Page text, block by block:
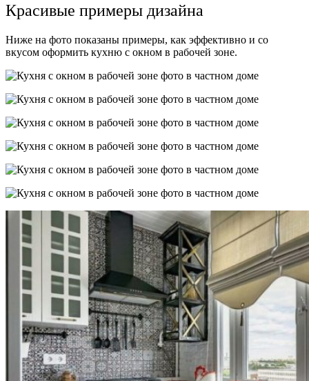
Красивые примеры дизайна
Ниже на фото показаны примеры, как эффективно и со
вкусом оформить кухню с окном в рабочей зоне.